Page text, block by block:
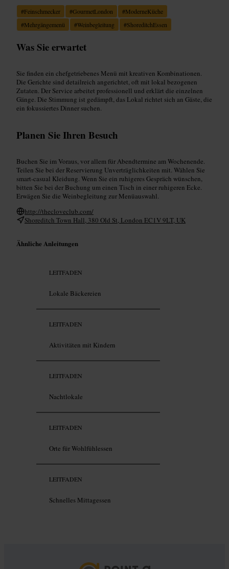
#Feinschmecker #GourmetLondon #ModerneKüche
#Mehrgängemenü #Weinbegleitung #ShoreditchEssen
Was Sie erwartet
Sie finden ein chefgetriebenes Menü mit kreativen Kombinationen.
Die Gerichte sind detailreich angerichtet, oft mit lokal bezogenen
Zutaten. Der Service arbeitet professionell und erklärt die einzelnen
Gänge. Die Stimmung ist gedämpft, das Lokal richtet sich an Gäste, die
ein fokussiertes Dinner suchen.
Planen Sie Ihren Besuch
Buchen Sie im Voraus, vor allem für Abendtermine am Wochenende.
Teilen Sie bei der Reservierung Unverträglichkeiten mit. Wählen Sie
smart-casual Kleidung. Wenn Sie ein ruhigeres Gespräch wünschen,
bitten Sie bei der Buchung um einen Tisch in einer ruhigeren Ecke.
Erwägen Sie die Weinbegleitung zur Menüauswahl.
http://thecloveclub.com/
Shoreditch Town Hall, 380 Old St, London EC1V 9LT, UK
Ähnliche Anleitungen
LEITFADEN
Lokale Bäckereien
LEITFADEN
Aktivitäten mit Kindern
LEITFADEN
Nachtlokale
LEITFADEN
Orte für Wohlfühlessen
LEITFADEN
Schnelles Mittagessen